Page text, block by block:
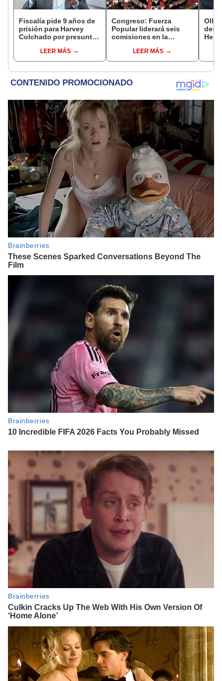
Fiscalía pide 9 años de
prisión para Harvey
Colchado por presunta
incompatible y falsedad
ideológica
LEER MÁS
Congreso: Fuerza
Popular liderará seis
comisiones en la
LEER MÁS